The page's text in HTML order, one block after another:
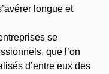
longue et
se
que l’on
d’entre eux des